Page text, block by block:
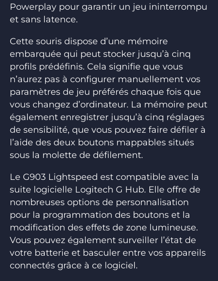
Powerplay pour garantir un jeu ininterrompu
et sans latence.
Cette souris dispose d’une mémoire
embarquée qui peut stocker jusqu’à cinq
profils prédéfinis. Cela signifie que vous
n’aurez pas à configurer manuellement vos
paramètres de jeu préférés chaque fois que
vous changez d’ordinateur. La mémoire peut
également enregistrer jusqu’à cinq réglages
de sensibilité, que vous pouvez faire défiler à
l’aide des deux boutons mappables situés
sous la molette de défilement.
Le G903 Lightspeed est compatible avec la
suite logicielle Logitech G Hub. Elle offre de
nombreuses options de personnalisation
pour la programmation des boutons et la
modification des effets de zone lumineuse.
Vous pouvez également surveiller l’état de
votre batterie et basculer entre vos appareils
connectés grâce à ce logiciel.